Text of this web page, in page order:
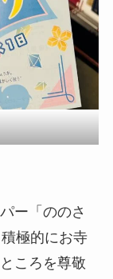
ー「ののさ
極的にお寺
ころを尊敬